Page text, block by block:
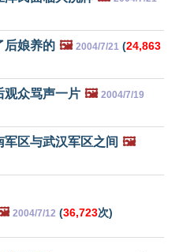
娘养的 🖼️ 2004/7/21 (24,863
观众骂声一片 🖼️ 2004/7/19
区与武汉军区之间 🖼️
2004/7/12 (36,723次)